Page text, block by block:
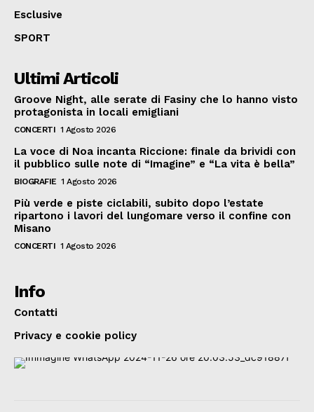
Esclusive
SPORT
Ultimi Articoli
Groove Night, alle serate di Fasiny che lo hanno visto
protagonista in locali emigliani
CONCERTI 1 Agosto 2026
La voce di Noa incanta Riccione: finale da brividi con
il pubblico sulle note di “Imagine” e “La vita è bella”
BIOGRAFIE 1 Agosto 2026
Più verde e piste ciclabili, subito dopo l’estate
ripartono i lavori del lungomare verso il confine con
Misano
CONCERTI 1 Agosto 2026
Info
Contatti
Privacy e cookie policy